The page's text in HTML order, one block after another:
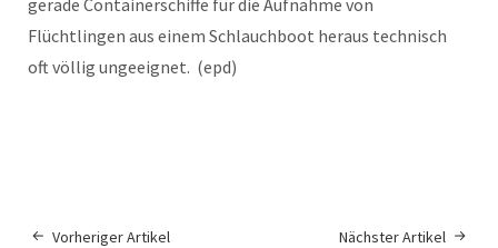
Flüchtlingen aus einem Schlauchboot heraus technisch
oft völlig ungeeignet. (epd)
Vorheriger Artikel Nächster Artikel